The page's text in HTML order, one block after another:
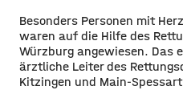
Besonders Personen mit
waren auf die Hilfe des
Würzburg angewiesen. Das
ärztliche Leiter des
Kitzingen und Main-